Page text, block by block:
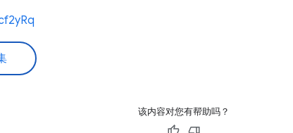
该内容对您有帮助吗？